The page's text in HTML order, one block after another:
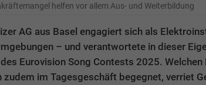
helfen vor allem Aus- und Weiterbildung
AG aus Basel engagiert sich als
– und verantwortete in dieser
Eurovision Song Contests 2025.
zudem im Tagesgeschäft begegnet, verriet